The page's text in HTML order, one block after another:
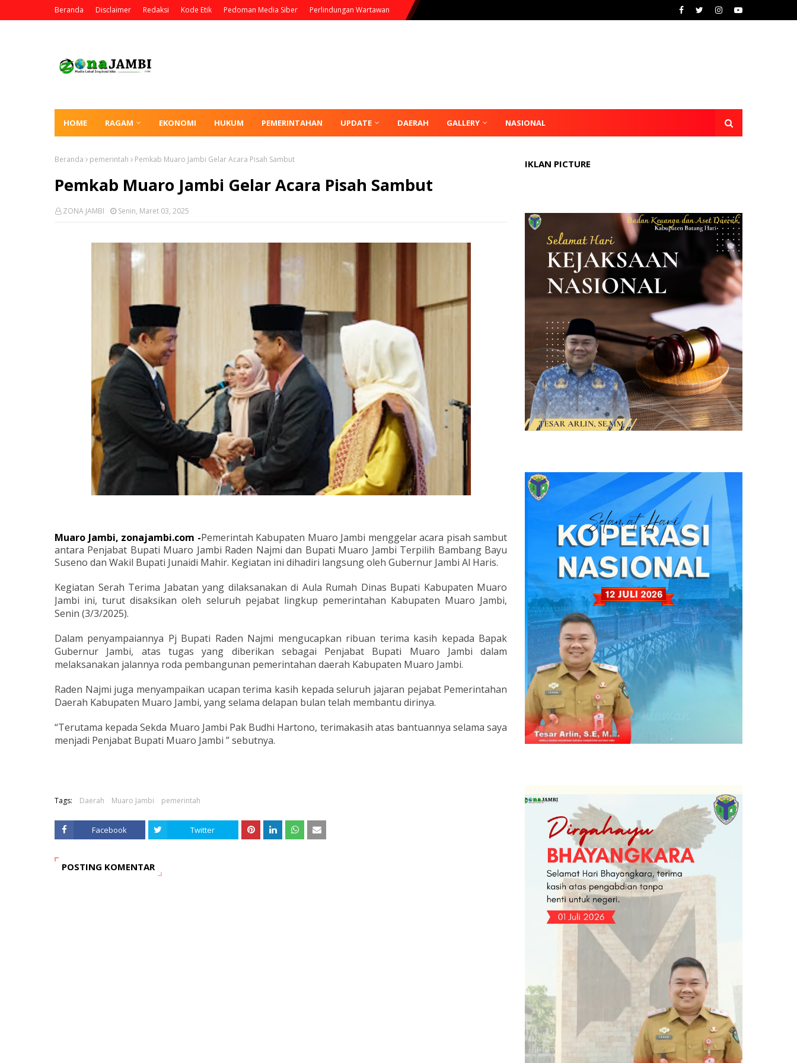
Beranda Disclaimer Redaksi Kode Etik Pedoman Media Siber Perlindungan Wartawan
HOME RAGAM EKONOMI HUKUM PEMERINTAHAN UPDATE DAERAH GALLERY NASIONAL
Beranda pemerintah Pemkab Muaro Jambi Gelar Acara Pisah Sambut
Pemkab Muaro Jambi Gelar Acara Pisah Sambut
ZONA JAMBI Senin, Maret 03, 2025
Muaro Jambi, zonajambi.com -Pemerintah Kabupaten Muaro Jambi menggelar acara pisah sambut
antara Penjabat Bupati Muaro Jambi Raden Najmi dan Bupati Muaro Jambi Terpilih Bambang Bayu
Suseno dan Wakil Bupati Junaidi Mahir. Kegiatan ini dihadiri langsung oleh Gubernur Jambi Al Haris.
Kegiatan Serah Terima Jabatan yang dilaksanakan di Aula Rumah Dinas Bupati Kabupaten Muaro
Jambi ini, turut disaksikan oleh seluruh pejabat lingkup pemerintahan Kabupaten Muaro Jambi,
Senin (3/3/2025).
Dalam penyampaiannya Pj Bupati Raden Najmi mengucapkan ribuan terima kasih kepada Bapak
Gubernur Jambi, atas tugas yang diberikan sebagai Penjabat Bupati Muaro Jambi dalam
melaksanakan jalannya roda pembangunan pemerintahan daerah Kabupaten Muaro Jambi.
Raden Najmi juga menyampaikan ucapan terima kasih kepada seluruh jajaran pejabat Pemerintahan
Daerah Kabupaten Muaro Jambi, yang selama delapan bulan telah membantu dirinya.
“Terutama kepada Sekda Muaro Jambi Pak Budhi Hartono, terimakasih atas bantuannya selama saya
menjadi Penjabat Bupati Muaro Jambi ” sebutnya.
Tags: Daerah Muaro Jambi pemerintah
Facebook Twitter
POSTING KOMENTAR
IKLAN PICTURE